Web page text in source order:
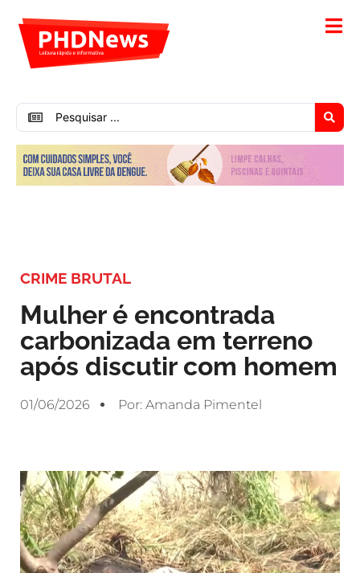
CRIME BRUTAL
Mulher é encontrada
carbonizada em terreno
após discutir com homem
01/06/2026 Por: Amanda Pimentel